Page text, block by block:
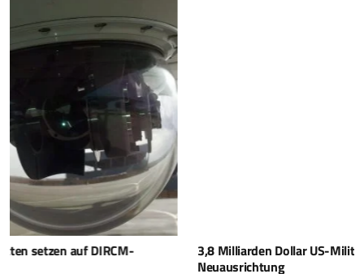
3,8 Milliarden Dollar US-Militärhilfen – Netanjahu plant